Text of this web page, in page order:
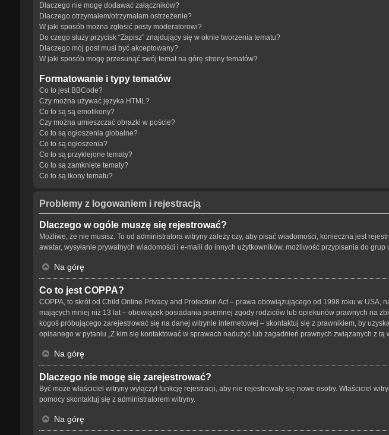
Dlaczego nie mogę dodawać załączników?
Dlaczego otrzymałem/otrzymałam ostrzeżenie?
W jaki sposób można zgłosić posty moderatorowi?
Do czego służy przycisk “Zapisz” znajdujący się w oknie tworzenia tematu?
Dlaczego mój post musi być akceptowany?
W jaki sposób mogę przesunąć swój temat na górę strony tematów?
Formatowanie i typy tematów
Co to jest BBCode?
Czy można używać języka HTML?
Co to są są emotikony?
Czy można umieszczać obrazki w poście?
Co to są ogłoszenia globalne?
Co to są ogłoszenia?
Co to są przyklejone tematy?
Co to są zamknięte tematy?
Co to są ikony tematu?
Problemy z logowaniem i rejestracją
Dlaczego w ogóle muszę się rejestrować?
Możliwe, że nie musisz. To od administratora witryny zależy czy, aby pisać wiadomości, konieczna jest
awatar, wysyłanie prywatnych wiadomości i e-maili do innych użytkowników, możliwość przypisania do
Na górę
Co to jest COPPA?
COPPA, to skrót od Child Online Privacy and Protection Act – prawa obowiązującego od 1998 roku w
mających mniej niż 13 lat – obowiązek posiadania pisemnej zgody rodziców lub opiekunów prawnych na
kogoś próbującego zarejestrować się na danej witrynie internetowej – skontaktuj się z prawnikiem, by
opisanego w pytaniu „Z kim się kontaktować w sprawach nadużyć lub zagadnień prawnych związanych z
Na górę
Dlaczego nie mogę się zarejestrować?
Być może właściciel witryny wyłączył funkcję rejestracji, aby nie rejestrowały się nowe osoby. Właściciel
pomocy skontaktuj się z administratorem witryny.
Na górę